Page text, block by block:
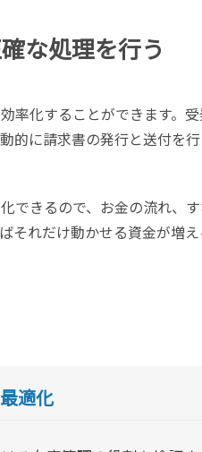
な処理を行う
率化することができます。
的に請求書の発行と送付を行
できるので、お金の流れ、
それだけ動かせる資金が増え
適化